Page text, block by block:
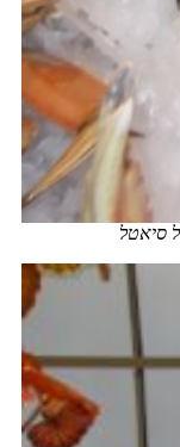
סיאטל